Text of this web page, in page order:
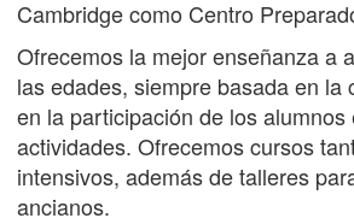
Cambridge como Centro
Ofrecemos la mejor enseñanza a
las edades, siempre basada en la
en la participación de los alumnos
actividades. Ofrecemos cursos
intensivos, además de talleres
ancianos.